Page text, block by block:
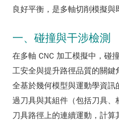
良好平衡，是多軸切削模擬與
一、碰撞與干涉檢測
在多軸 CNC 加工模擬中，碰
工安全與提升路徑品質的關
全基於幾何模型與運動學資
過刀具與其組件（包括刀具
刀具路徑上的連續運動，計